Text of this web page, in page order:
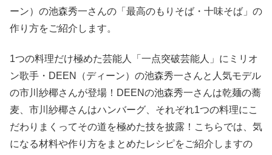
ーン）の池森秀一さんの「最高のもりそば・十味そば」の
作り方をご紹介します。
1つの料理だけ極めた芸能人「一点突破芸能人」にミリオ
ン歌手・DEEN（ディーン）の池森秀一さんと人気モデル
の市川紗椰さんが登場！DEENの池森秀一さんは乾麺の蕎
麦、市川紗椰さんはハンバーグ、それぞれ1つの料理にこ
だわりまくってその道を極めた技を披露！こちらでは、気
になる材料や作り方をまとめたレシピをご紹介しますの